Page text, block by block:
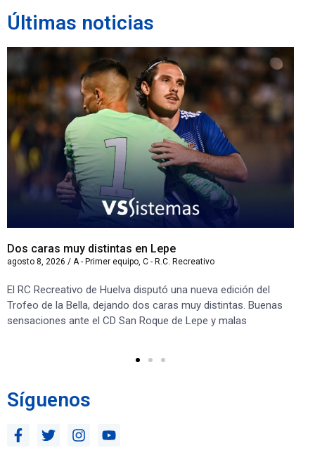
Últimas noticias
Dos caras muy distintas en Lepe
agosto 8, 2026 / A - Primer equipo C - R.C. Recreativo
El RC Recreativo de Huelva disputó una nueva edición del
Trofeo de la Bella, dejando dos caras muy distintas. Buenas
sensaciones ante el CD San Roque de Lepe y malas
Síguenos